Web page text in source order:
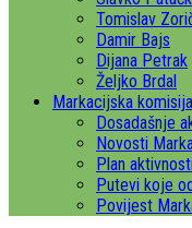
Tomislav
Damir Bajs
Dijana Petrak
Željko Brdal
Markacijska komisija
Dosadašnje
Novosti
Plan
Putevi koje
Povijest